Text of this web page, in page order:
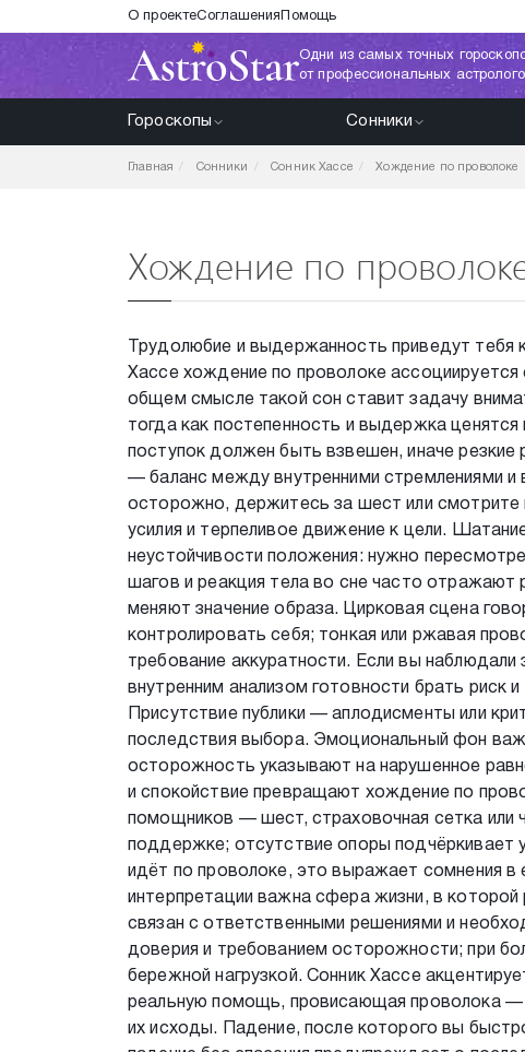
О проектеСоглашения Помощь
Одни из самых точных
от профессиональных
Гороскопы Сонники
Главная Сонники Сонник Хассе Хождение по проволоке
Хождение по
Трудолюбие и выдержанность приведут
Хассе хождение по проволоке
общем смысле такой сон ставит задачу
тогда как постепенность и выдержка
поступок должен быть взвешен, иначе
— баланс между внутренними стремлениями
осторожно, держитесь за шест или
усилия и терпеливое движение к цели.
неустойчивости положения: нужно
шагов и реакция тела во сне часто
меняют значение образа. Цирковая сцена
контролировать себя; тонкая или ржавая
требование аккуратности. Если вы
внутренним анализом готовности брать риск
Присутствие публики — аплодисменты или
последствия выбора. Эмоциональный фон
осторожность указывают на нарушенное
и спокойствие превращают хождение по
помощников — шест, страховочная сетка или
поддержке; отсутствие опоры подчёркивает
идёт по проволоке, это выражает сомнения в
интерпретации важна сфера жизни, в
связан с ответственными решениями и
доверия и требованием осторожности; при
бережной нагрузкой. Сонник Хассе
реальную помощь, провисающая проволока
их исходы. Падение, после которого вы